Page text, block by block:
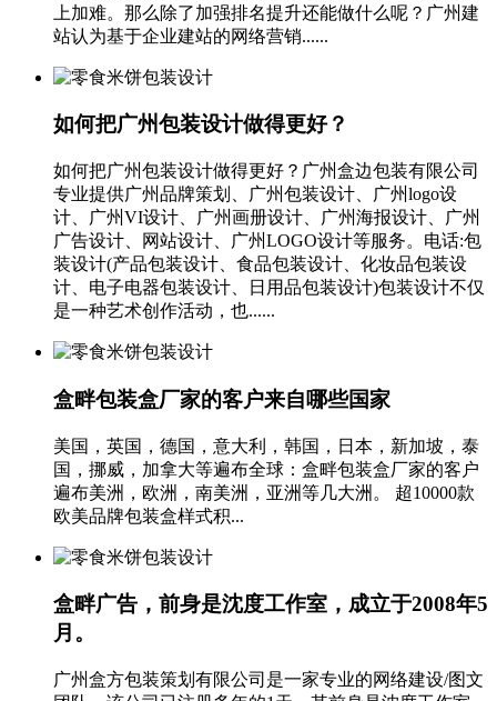
上加难。那么除了加强排名提升还能做什么呢？广州建
站认为基于企业建站的网络营销......
如何把广州包装设计做得更好？
如何把广州包装设计做得更好？广州盒边包装有限公司
专业提供广州品牌策划、广州包装设计、广州logo设
计、广州VI设计、广州画册设计、广州海报设计、广州
广告设计、网站设计、广州LOGO设计等服务。电话:包
装设计(产品包装设计、食品包装设计、化妆品包装设
计、电子电器包装设计、日用品包装设计)包装设计不仅
是一种艺术创作活动，也......
盒畔包装盒厂家的客户来自哪些国家
美国，英国，德国，意大利，韩国，日本，新加坡，泰
国，挪威，加拿大等遍布全球：盒畔包装盒厂家的客户
遍布美洲，欧洲，南美洲，亚洲等几大洲。 超10000款
欧美品牌包装盒样式积...
盒畔广告，前身是沈度工作室，成立于2008年5
月。
广州盒方包装策划有限公司是一家专业的网络建设/图文